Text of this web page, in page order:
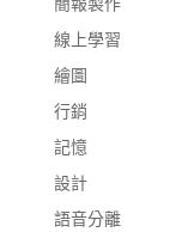
線上學習
繪圖
行銷
記憶
設計
語音分離